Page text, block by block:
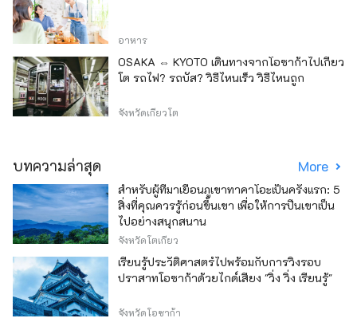
อาหาร
OSAKA ⇔ KYOTO เดินทางจากโอซาก้าไปเกียว
โต รถไฟ? รถบัส? วิธีไหนเร็ว วิธีไหนถูก
จังหวัดเกียวโต
บทความล่าสุด More
สำหรับผู้ที่มาเยือนภูเขาทาคาโอะเป็นครั้งแรก: 5
สิ่งที่คุณควรรู้ก่อนขึ้นเขา เพื่อให้การปีนเขาเป็น
ไปอย่างสนุกสนาน
จังหวัดโตเกียว
เรียนรู้ประวัติศาสตร์ไปพร้อมกับการวิ่งรอบ
ปราสาทโอซาก้าด้วยไกด์เสียง "วิ่ง วิ่ง เรียนรู้"
จังหวัดโอซาก้า